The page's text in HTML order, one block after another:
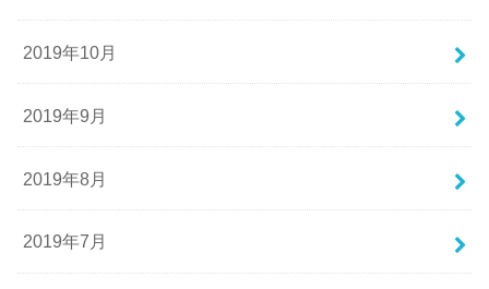
2019年10月
2019年9月
2019年8月
2019年7月